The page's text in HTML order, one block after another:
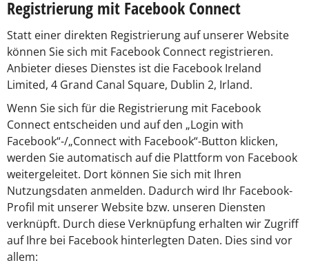
Registrierung mit Facebook Connect
Statt einer direkten Registrierung auf unserer Website
können Sie sich mit Facebook Connect registrieren.
Anbieter dieses Dienstes ist die Facebook Ireland
Limited, 4 Grand Canal Square, Dublin 2, Irland.
Wenn Sie sich für die Registrierung mit Facebook
Connect entscheiden und auf den „Login with
Facebook“-/„Connect with Facebook“-Button klicken,
werden Sie automatisch auf die Plattform von Facebook
weitergeleitet. Dort können Sie sich mit Ihren
Nutzungsdaten anmelden. Dadurch wird Ihr Facebook-
Profil mit unserer Website bzw. unseren Diensten
verknüpft. Durch diese Verknüpfung erhalten wir Zugriff
auf Ihre bei Facebook hinterlegten Daten. Dies sind vor
allem: